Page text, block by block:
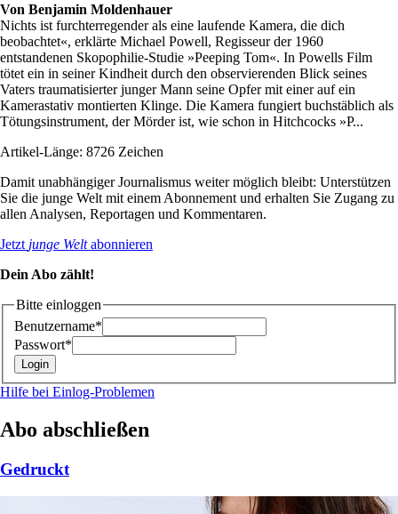
Von Benjamin Moldenhauer
Nichts ist furchterregender als eine laufende Kamera, die dich
beobachtet«, erklärte Michael Powell, Regisseur der 1960
entstandenen Skopophilie-Studie »Peeping Tom«. In Powells Film
tötet ein in seiner Kindheit durch den observierenden Blick seines
Vaters traumatisierter junger Mann seine Opfer mit einer auf ein
Kamerastativ montierten Klinge. Die Kamera fungiert buchstäblich als
Tötungsinstrument, der Mörder ist, wie schon in Hitchcocks »P...
Artikel-Länge: 8726 Zeichen
Damit unabhängiger Journalismus weiter möglich bleibt: Unterstützen
Sie die junge Welt mit einem Abonnement und erhalten Sie Zugang zu
allen Analysen, Reportagen und Kommentaren.
Jetzt junge Weltabonnieren
Dein Abo zählt!
Bitte einloggen
Benutzername*
Passwort*
Hilfe bei Einlog-Problemen
Abo abschließen
Gedruckt